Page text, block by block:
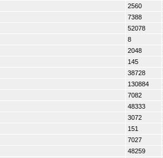
2560
7388
52078
8
2048
145
38728
130884
7082
48333
3072
151
7027
48259